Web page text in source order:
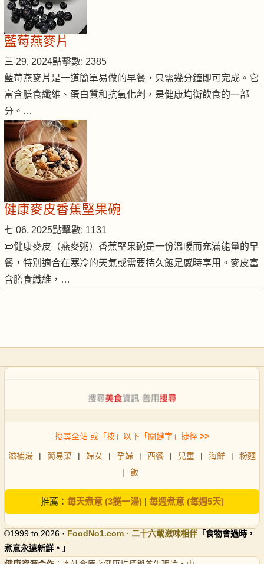
藍莓燕麥片
三 29, 2024點擊數: 2385
藍莓燕麥片是一道簡單易做的早餐，只需幾分鐘即可完成。它
富含膳食纖維、蛋白質和抗氧化劑，是健康均衡飲食的一部
分。…
健康麥皮香蕉堅果碗
七 06, 2025點擊數: 1131
📜健康麥皮（燕麥粥）香蕉堅果碗是一份溫暖而充滿能量的早
餐，特別適合在寒冷的天氣或需要持久飽足感時享用。麥皮富
含膳食纖維，…
搜尋全站 或「按」以下「關鍵字」捷徑 >>
滋補湯 | 簡易菜 | 婦女 | 孕婦 | 西餐 | 兒童 | 海鮮 |
粉麵
|
飯
推薦： 每天煮意 (3餸一湯)| 每週煮意 (每週5天)
©1999 to 2026 · FoodNo1.com · 二十六載滋味相伴 「食物會過時，
煮意永遠新鮮。」